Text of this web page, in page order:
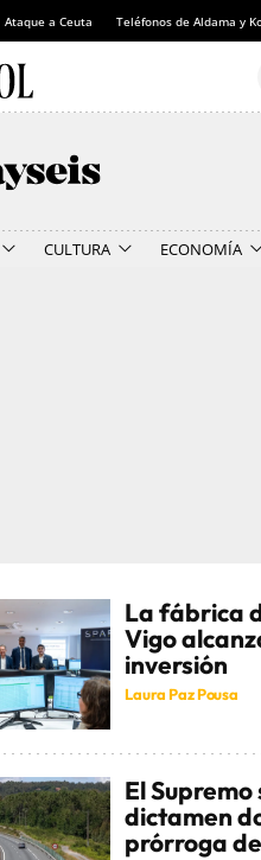
Ataque a Ceuta Teléfonos de Aldama y
CULTURA ECONOMÍA
La fábrica
Vigo
inversión
Laura Paz Pousa
El
dictamen
prórroga